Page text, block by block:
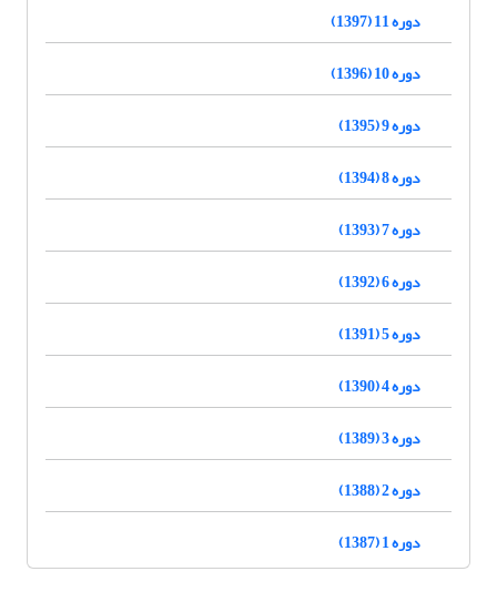
دوره 11 (1397)
دوره 10 (1396)
دوره 9 (1395)
دوره 8 (1394)
دوره 7 (1393)
دوره 6 (1392)
دوره 5 (1391)
دوره 4 (1390)
دوره 3 (1389)
دوره 2 (1388)
دوره 1 (1387)